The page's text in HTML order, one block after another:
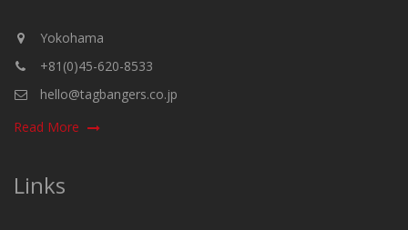
Yokohama
+81(0)45-620-8533
hello@tagbangers.co.jp
Read More
Links